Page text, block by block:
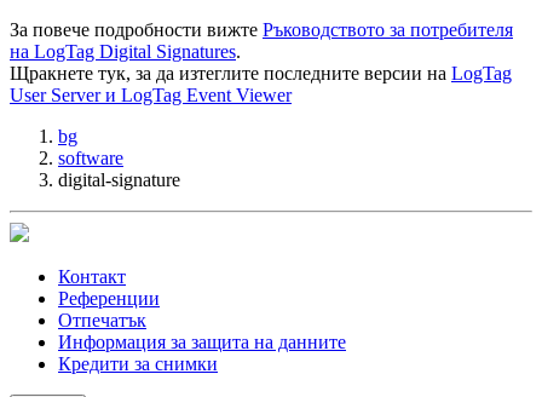
За повече подробности вижте Ръководството за потребителя
на LogTag Digital Signatures.
Щракнете тук, за да изтеглите последните версии на LogTag
User Server и LogTag Event Viewer
bg
software
digital-signature
Контакт
Референции
Отпечатък
Информация за защита на данните
Кредити за снимки